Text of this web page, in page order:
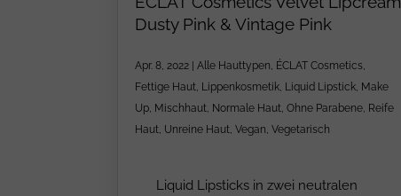
Dusty Pink & Vintage Pink
Apr. 8, 2022 Alle Hauttypen, ÉCLAT Cosmetics,
Fettige Haut, Lippenkosmetik, Liquid Lipstick, Make
Up, Mischhaut, Normale Haut, Ohne Parabene, Reife
Haut, Unreine Haut, Vegan, Vegetarisch
Liquid Lipsticks in zwei neutralen